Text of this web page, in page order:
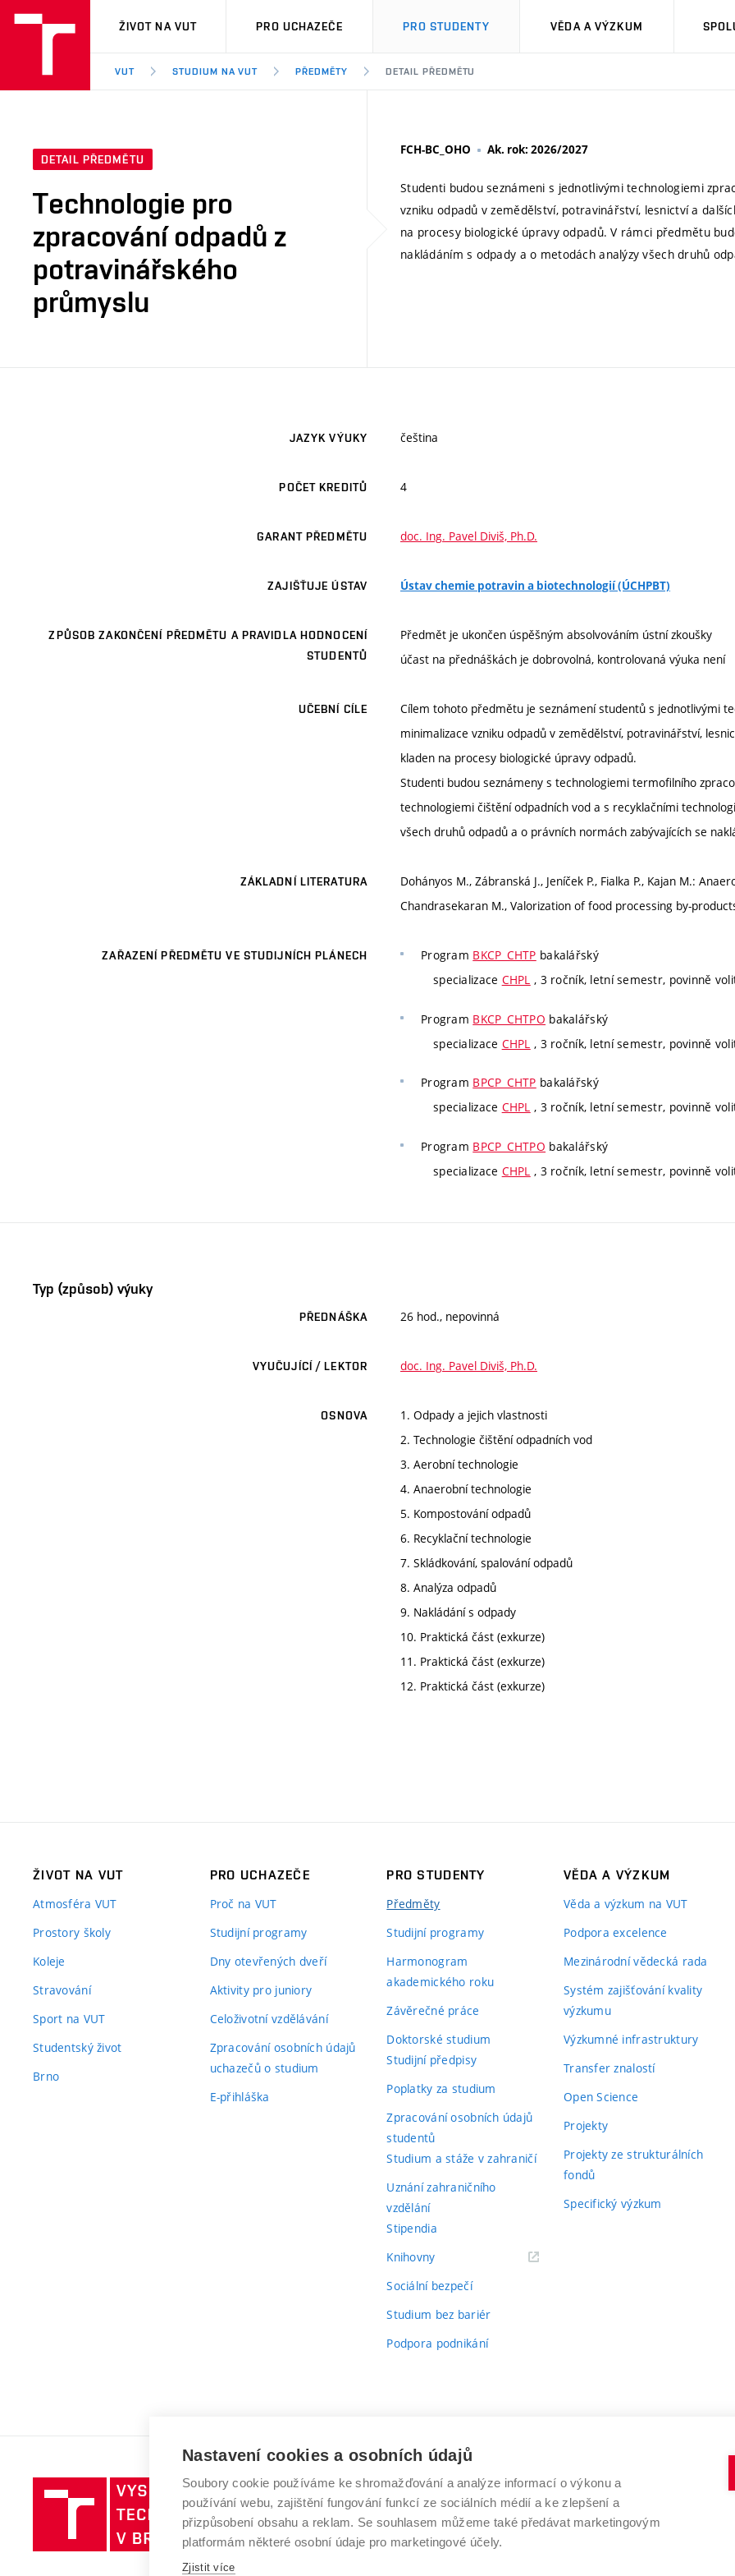
VUT
ŽIVOT NA VUT PRO UCHAZEČE PRO STUDENTY VĚDA A VÝZKUM
VUT STUDIUM NA VUT PŘEDMĚTY DETAIL PŘEDMĚTU
DETAIL PŘEDMĚTU
Technologie pro
zpracování odpadů z
potravinářského
průmyslu
FCH-BC_OHO Ak. rok: 2026/2027
Studenti budou seznámeni s jednotlivými technologiemi
vzniku odpadů v zemědělství, potravinářství, lesnictví a
na procesy biologické úpravy odpadů. V rámci předmětu
nakládáním s odpady a o metodách analýzy všech druhů
JAZYK VÝUKY čeština
POČET KREDITŮ 4
GARANT PŘEDMĚTU doc. Ing. Pavel Diviš, Ph.D.
ZAJIŠŤUJE ÚSTAV Ústav chemie potravin a biotechnologií (ÚCHPBT)
ZPŮSOB ZAKONČENÍ PŘEDMĚTU A PRAVIDLA HODNOCENÍ
STUDENTŮ
Předmět je ukončen úspěšným absolvováním ústní zkoušky
účast na přednáškách je dobrovolná, kontrolovaná výuka není
UČEBNÍ CÍLE
Cílem tohoto předmětu je seznámení studentů s jednotlivými
minimalizace vzniku odpadů v zemědělství, potravinářství,
kladen na procesy biologické úpravy odpadů.
Studenti budou seznámeny s technologiemi termofilního
technologiemi čištění odpadních vod a s recyklačními
všech druhů odpadů a o právních normách zabývajících se
ZÁKLADNÍ LITERATURA
Dohányos M., Zábranská J., Jeníček P., Fialka P., Kajan M.:
Chandrasekaran M., Valorization of food processing by-
ZAŘAZENÍ PŘEDMĚTU VE STUDIJNÍCH PLÁNECH Program BKCP_CHTP bakalářský
specializace CHPL , 3 ročník, letní semestr, povinně
Program BKCP_CHTPO bakalářský
specializace CHPL , 3 ročník, letní semestr, povinně
Program BPCP_CHTP bakalářský
specializace CHPL , 3 ročník, letní semestr, povinně
Program BPCP_CHTPO bakalářský
specializace CHPL , 3 ročník, letní semestr, povinně
Typ (způsob) výuky
PŘEDNÁŠKA 26 hod., nepovinná
VYUČUJÍCÍ / LEKTOR doc. Ing. Pavel Diviš, Ph.D.
OSNOVA
1. Odpady a jejich vlastnosti
2. Technologie čištění odpadních vod
3. Aerobní technologie
4. Anaerobní technologie
5. Kompostování odpadů
6. Recyklační technologie
7. Skládkování, spalování odpadů
8. Analýza odpadů
9. Nakládání s odpady
10. Praktická část (exkurze)
11. Praktická část (exkurze)
12. Praktická část (exkurze)
ŽIVOT NA VUT
Atmosféra VUT
Prostory školy
Koleje
Stravování
Sport na VUT
Studentský život
Brno
PRO UCHAZEČE
Proč na VUT
Studijní programy
Dny otevřených dveří
Aktivity pro juniory
Celoživotní vzdělávání
Zpracování osobních údajů
uchazečů o studium
E-přihláška
PRO STUDENTY
Předměty
Studijní programy
Harmonogram
akademického roku
Závěrečné práce
Doktorské studium
Studijní předpisy
Poplatky za studium
Zpracování osobních údajů
studentů
Studium a stáže v zahraničí
Uznání zahraničního
vzdělání
Stipendia
Knihovny(externí
Sociální bezpečí
Studium bez bariér
Podpora podnikání
VĚDA A VÝZKUM
Věda a výzkum na VUT
Podpora excelence
Mezinárodní vědecká rada
Systém zajišťování kvality
výzkumu
Výzkumné infrastruktury
Transfer znalostí
Open Science
Projekty
Projekty ze strukturálních
fondů
Specifický výzkum
Vysoké
učení
technické
v
VYSOKÉ UČENÍ TECHNICKÉ V BRNĚ
Antonínská 548/1
602 00 Brno
www.vut.cz
Nastavení cookies a osobních údajů
Soubory cookie používáme ke shromažďování a analýze informací o výkonu a
používání webu, zajištění fungování funkcí ze sociálních médií a ke zlepšení a
přizpůsobení obsahu a reklam. Se souhlasem můžeme také předávat marketingovým
platformám některé osobní údaje pro marketingové účely.
Zjistit více